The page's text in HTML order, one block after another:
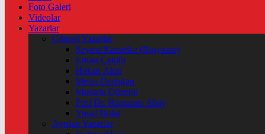
Foto Galeri
Videolar
Yazarlar
Güncel Yazarlar
Şeyma Karateke (Başyazar)
Erkan Çakıllı
Hakan Akın
Metin Özdoğan
Mustafa Düzenli
Prof Dr. Ramazan Abay
Yusuf Bolat
Ayrılan Yazarlar